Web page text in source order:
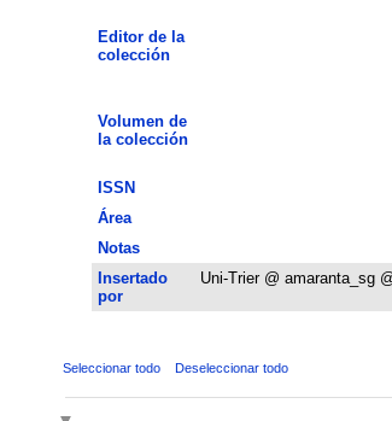
Editor de la
colección
Volumen de
la colección
ISSN
Área
Notas
Insertado
por
Uni-Trier @ amaranta_sg
Seleccionar todo Deseleccionar todo